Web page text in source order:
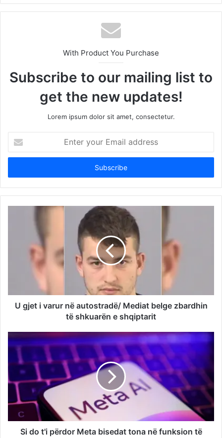
With Product You Purchase
Subscribe to our mailing list to
get the new updates!
Lorem ipsum dolor sit amet, consectetur.
your
Email
U gjet i varur në autostradë/ Mediat belge zbardhin
të shkuarën e shqiptarit
Si do t'i përdor Meta bisedat tona në funksion të